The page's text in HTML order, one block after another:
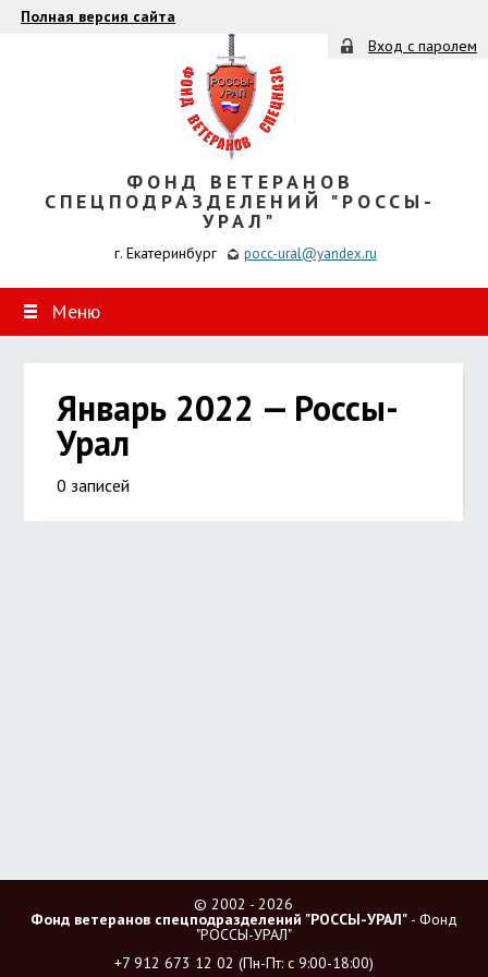
Полная версия сайта
Вход с паролем
ФОНД ВЕТЕРАНОВ
СПЕЦПОДРАЗДЕЛЕНИЙ "РОССЫ-
УРАЛ"
г. Екатеринбург pocc-ural@yandex.ru
Меню
Январь 2022 — Россы-
Урал
0 записей
© 2002 - 2026
Фонд ветеранов спецподразделений "РОССЫ-УРАЛ"- Фонд
"РОССЫ-УРАЛ"
+7 912 673 12 02 (Пн-Пт: с 9:00-18:00)